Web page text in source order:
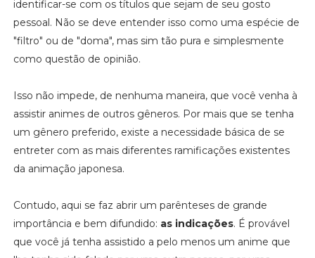
identificar-se com os títulos que sejam de seu gosto
pessoal. Não se deve entender isso como uma espécie de
"filtro" ou de "doma", mas sim tão pura e simplesmente
como questão de opinião.
Isso não impede, de nenhuma maneira, que você venha à
assistir animes de outros gêneros. Por mais que se tenha
um gênero preferido, existe a necessidade básica de se
entreter com as mais diferentes ramificações existentes
da animação japonesa.
Contudo, aqui se faz abrir um parênteses de grande
importância e bem difundido: as indicações. É provável
que você já tenha assistido a pelo menos um anime que